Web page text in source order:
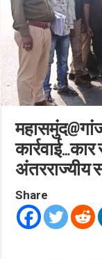
अंतरराज्यीय
Share